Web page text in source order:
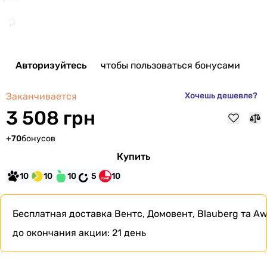
Авторизуйтесь чтобы пользоваться бонусами
Заканчивается Хочешь дешевле?
3 508 грн
+70бонусов
Купить
10 10 10 5 10
Бесплатная доставка Вентс, Домовент, Blauberg та
до окончания акции: 21 день